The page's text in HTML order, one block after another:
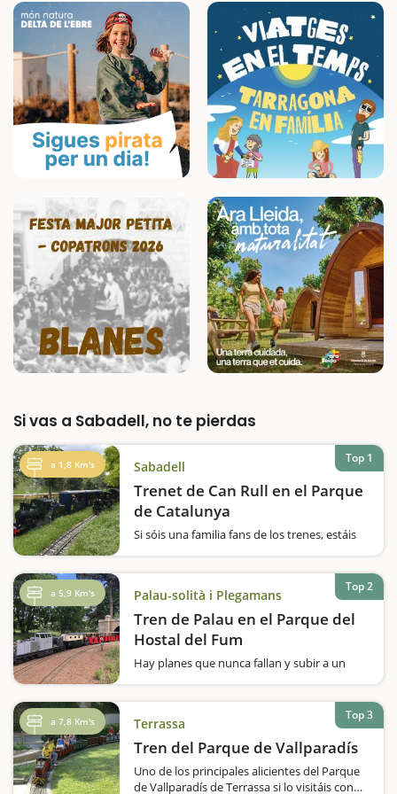
Si vas a Sabadell, no te pierdas
a 1,8 Km's Sabadell
Trenet de Can Rull en el Parque
de Catalunya
Si sóis una familia fans de los trenes, estáis
circuito largo, con más de 3 kilómetros de
vías y que lo convierte…
Top 1
a 5,9 Km's Palau-solità i Plegamans
Tren de Palau en el Parque del
Hostal del Fum
Hay planes que nunca fallan y subir a un
encontraremos el Tren de Palau, donde la
Asociación Cultural de Amigos del Ferrocarril
de Palau-Solità y Plegamans…
Top 2
a 7,8 Km's Terrassa
Tren del Parque de Vallparadís
Uno de los principales alicientes del Parque
de Vallparadís de Terrassa si lo visitáis con
Top 3